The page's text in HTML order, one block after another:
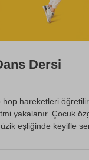
Dersi
hareketleri
yakalanır. Çocuk
eşliğinde keyifle